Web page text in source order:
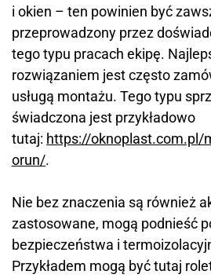
i okien – ten powinien być
przeprowadzony przez
tego typu pracach ekipę.
rozwiązaniem jest często
usługą montażu. Tego typu
świadczona jest przykładowo
tutaj: https://oknoplast.com.pl/
orun/.
Nie bez znaczenia są również
zastosowane, mogą podnieść
bezpieczeństwa i
Przykładem mogą być tutaj